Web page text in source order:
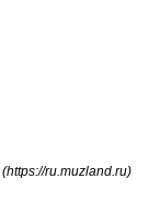
(https://ru.muzland.ru)